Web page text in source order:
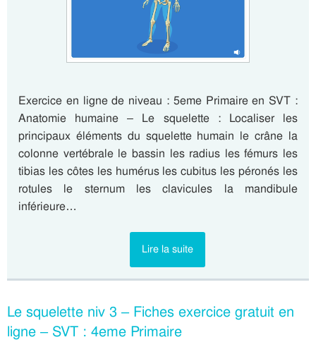
Exercice en ligne de niveau : 5eme Primaire en SVT :
Anatomie humaine – Le squelette : Localiser les
principaux éléments du squelette humain le crâne la
colonne vertébrale le bassin les radius les fémurs les
tibias les côtes les humérus les cubitus les péronés les
rotules le sternum les clavicules la mandibule
inférieure…
Lire la suite
Le squelette niv 3 – Fiches exercice gratuit en
ligne – SVT : 4eme Primaire